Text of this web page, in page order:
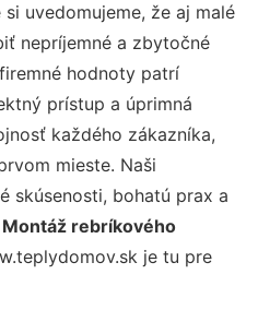
uvedomujeme, že aj malé
nepríjemné a zbytočné
hodnoty patrí
prístup a úprimná
každého zákazníka,
mieste. Naši
skúsenosti, bohatú prax a
Montáž rebríkového
je tu pre